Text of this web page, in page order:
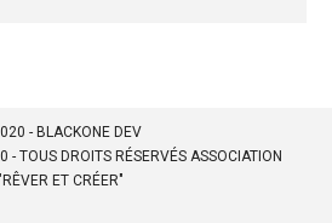
- BLACKONE DEV
TOUS DROITS RÉSERVÉS ASSOCIATION
ET CRÉER"